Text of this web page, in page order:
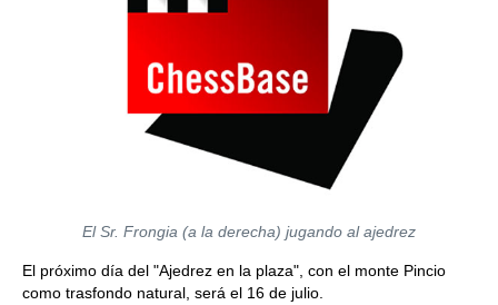
El Sr. Frongia (a la derecha) jugando al ajedrez
El próximo día del "Ajedrez en la plaza", con el monte Pincio
como trasfondo natural, será el 16 de julio.